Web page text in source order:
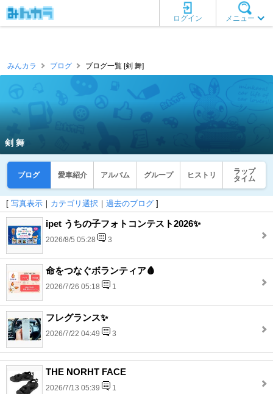
メニュー
ログイン
みんカラ ブログ ブログ一覧 [剣 舞]
剣 舞
ブログ 愛車紹介 アルバム グループ ヒストリ
ラップ
タイム
[ 写真表示 ｜ カテゴリ選択 ｜ 過去のブログ ]
ipet うちの子フォトコンテスト2026✨
2026/8/5 05:28 3
命をつなぐボランティア🩸
2026/7/26 05:18 1
フレグランス✨
2026/7/22 04:49 3
THE NORHT FACE
2026/7/13 05:39 1